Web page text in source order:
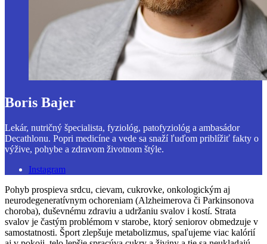
Boris Bajer
Lekár, nutričný špecialista, fyziológ, patofyziológ a ambasádor
Decathlonu. Popri medicíne a vede sa snaží ľuďom priblížiť fakty o
výžive, pohybe a zdravom životnom štýle.
Instagram
Pohyb prospieva srdcu, cievam, cukrovke, onkologickým aj
neurodegeneratívnym ochoreniam (Alzheimerova či Parkinsonova
choroba), duševnému zdraviu a udržaniu svalov i kostí. Strata
svalov je častým problémom v starobe, ktorý seniorov obmedzuje v
samostatnosti. Šport zlepšuje metabolizmus, spaľujeme viac kalórií